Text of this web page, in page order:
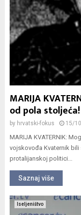
MARIJA
od pola stoljeća!
by hrvatski-fokus 15/
MARIJA KVATERNIK:
vojskovođa Kvaternik bili
protalijanskoj politici...
Saznaj više
Iseljeništvo